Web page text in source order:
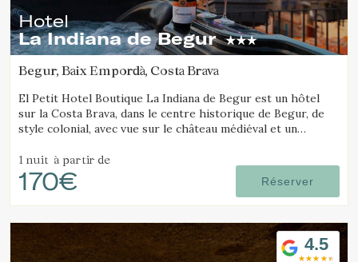
Hotel
La Indiana de Begur
Begur, Baix Empordà, Costa Brava
El Petit Hotel Boutique La Indiana de Begur est un hôtel
sur la Costa Brava, dans le centre historique de Begur, de
style colonial, avec vue sur le château médiéval et un
1 nuit à partir de
170€ Réserver
4.5